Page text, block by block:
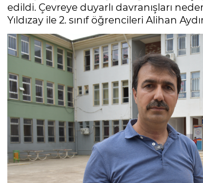
edildi. Çevreye duyarlı davranışları
Yıldızay ile 2. sınıf öğrencileri Alihan